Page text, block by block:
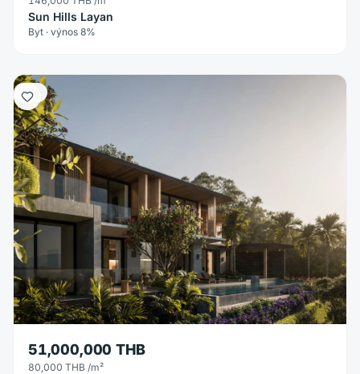
Sun Hills Layan
Byt · výnos 8%
Vila
51,000,000 THB
80,000 THB /m²